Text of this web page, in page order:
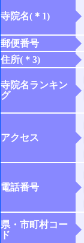
寺院名(＊1)
郵便番号
住所(＊3)
寺院名ランキン
グ
アクセス
電話番号
県・市町村コー
ド